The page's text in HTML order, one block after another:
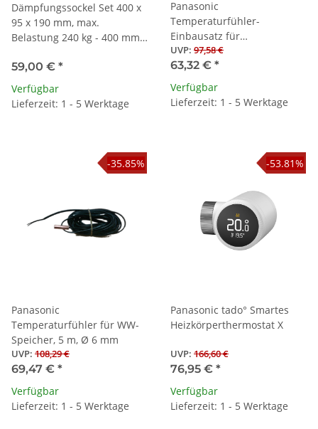
Dämpfungssockel Set 400 x
95 x 190 mm, max.
Belastung 240 kg - 400 mm
59,00 € *
Verfügbar
Lieferzeit: 1 - 5 Werktage
Panasonic
Temperaturfühler-
Einbausatz für
Fremdspeicher
UVP: 97,58 €
63,32 € *
Verfügbar
Lieferzeit: 1 - 5 Werktage
-35.85%
Panasonic
Temperaturfühler für WW-
Speicher, 5 m, Ø 6 mm
UVP: 108,29 €
69,47 € *
Verfügbar
Lieferzeit: 1 - 5 Werktage
-53.81%
Panasonic tado° Smartes
Heizkörperthermostat X
UVP: 166,60 €
76,95 € *
Verfügbar
Lieferzeit: 1 - 5 Werktage